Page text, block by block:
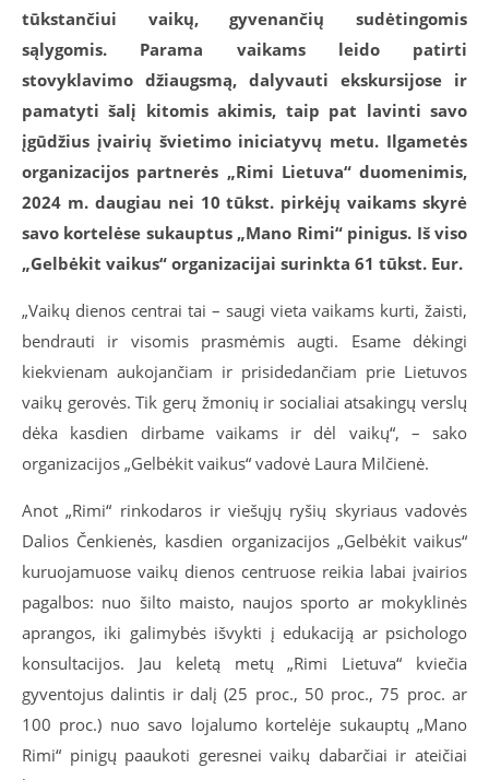
tūkstančiui vaikų, gyvenančių sudėtingomis
sąlygomis. Parama vaikams leido patirti
stovyklavimo džiaugsmą, dalyvauti ekskursijose ir
pamatyti šalį kitomis akimis, taip pat lavinti savo
įgūdžius įvairių švietimo iniciatyvų metu. Ilgametės
organizacijos partnerės „Rimi Lietuva“ duomenimis,
2024 m. daugiau nei 10 tūkst. pirkėjų vaikams skyrė
savo kortelėse sukauptus „Mano Rimi“ pinigus. Iš viso
„Gelbėkit vaikus“ organizacijai surinkta 61 tūkst. Eur.
„Vaikų dienos centrai tai – saugi vieta vaikams kurti, žaisti,
bendrauti ir visomis prasmėmis augti. Esame dėkingi
kiekvienam aukojančiam ir prisidedančiam prie Lietuvos
vaikų gerovės. Tik gerų žmonių ir socialiai atsakingų verslų
dėka kasdien dirbame vaikams ir dėl vaikų“, – sako
organizacijos „Gelbėkit vaikus“ vadovė Laura Milčienė.
Anot „Rimi“ rinkodaros ir viešųjų ryšių skyriaus vadovės
Dalios Čenkienės, kasdien organizacijos „Gelbėkit vaikus“
kuruojamuose vaikų dienos centruose reikia labai įvairios
pagalbos: nuo šilto maisto, naujos sporto ar mokyklinės
aprangos, iki galimybės išvykti į edukaciją ar psichologo
konsultacijos. Jau keletą metų „Rimi Lietuva“ kviečia
gyventojus dalintis ir dalį (25 proc., 50 proc., 75 proc. ar
100 proc.) nuo savo lojalumo kortelėje sukauptų „Mano
Rimi“ pinigų paaukoti geresnei vaikų dabarčiai ir ateičiai